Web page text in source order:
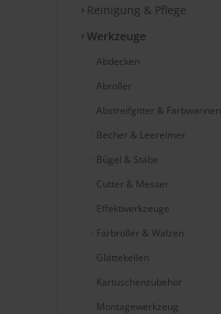
Reinigung & Pflege
Werkzeuge
Abdecken
Abroller
Abstreifgitter & Farbwannen
Becher & Leereimer
Bügel & Stäbe
Cutter & Messer
Effektwerkzeuge
Farbroller & Walzen
Glättekellen
Kartuschenzubehör
Montagewerkzeug